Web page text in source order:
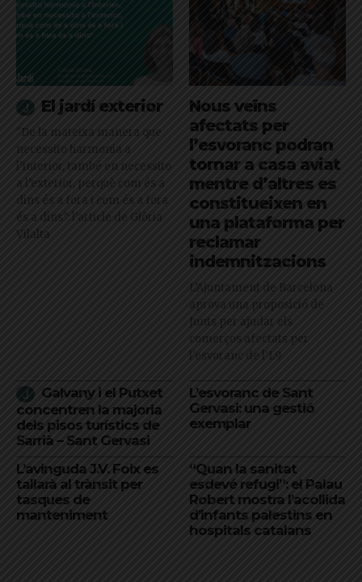
El jardí exterior
"De la mateixa manera que
necessito harmonia a
l’interior, també en necessito
a l’exterior, perquè com és a
dins és a fora i com és a fora
és a dins": l'article de Glòria
Vilalta
Nous veïns
afectats per
l’esvoranc podran
tornar a casa aviat
mentre d’altres es
constitueixen en
una plataforma per
reclamar
indemnitzacions
L’Ajuntament de Barcelona
aprova una proposició de
Junts per ajudar els
comerços afectats per
l'esvoranc de l'L9
Galvany i el Putxet
concentren la majoria
dels pisos turístics de
Sarrià – Sant Gervasi
L’esvoranc de Sant
Gervasi: una gestió
exemplar
L’avinguda J.V. Foix es
tallarà al trànsit per
tasques de
manteniment
“Quan la sanitat
esdevé refugi”: el Palau
Robert mostra l’acollida
d’infants palestins en
hospitals catalans